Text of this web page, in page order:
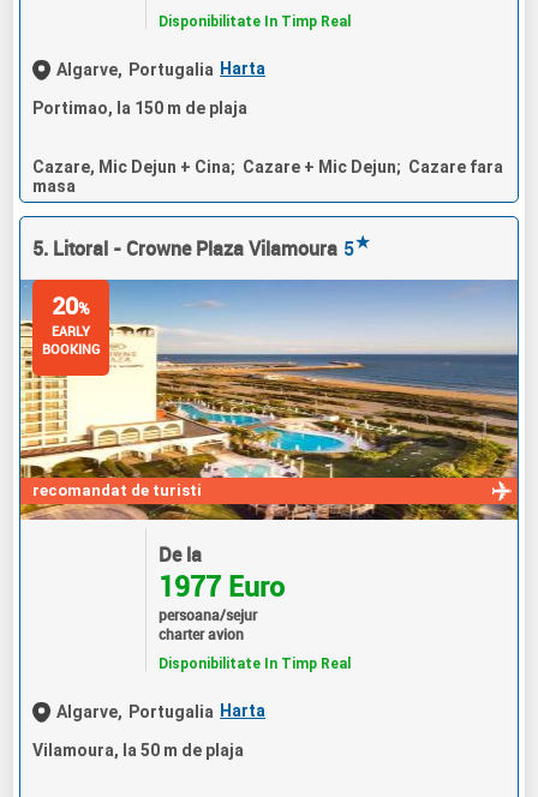
Disponibilitate In Timp Real
Algarve, Portugalia Harta
Portimao, la 150 m de plaja
Cazare, Mic Dejun + Cina; Cazare + Mic Dejun; Cazare fara
masa
5. Litoral - Crowne Plaza Vilamoura 5★
recomandat de turisti
20%
EARLY
BOOKING
De la
1977 Euro
persoana/sejur
charter avion
Disponibilitate In Timp Real
Algarve, Portugalia Harta
Vilamoura, la 50 m de plaja